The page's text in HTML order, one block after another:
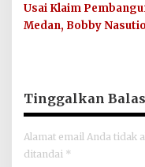
Usai Klaim
Medan, Bobby
Tinggalkan
Alamat email Anda tidak
ditandai *